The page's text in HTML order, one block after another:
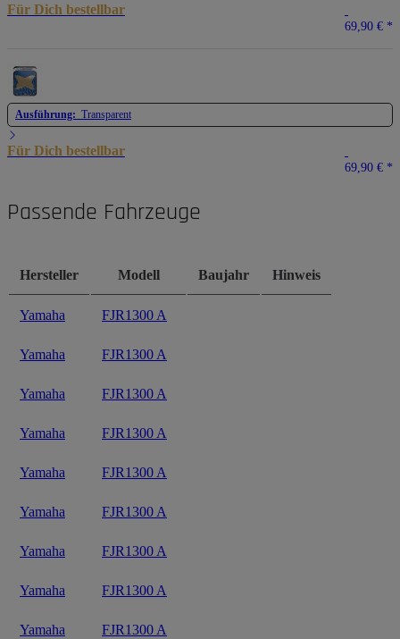
Für Dich bestellbar
69,90 € *
Ausführung: Transparent
Für Dich bestellbar
69,90 € *
Passende Fahrzeuge
Hersteller Modell Baujahr Hinweis
Yamaha FJR1300 A
Yamaha FJR1300 A
Yamaha FJR1300 A
Yamaha FJR1300 A
Yamaha FJR1300 A
Yamaha FJR1300 A
Yamaha FJR1300 A
Yamaha FJR1300 A
Yamaha FJR1300 A